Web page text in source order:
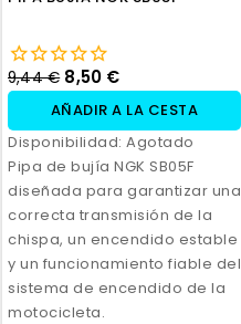
9,44 € 8,50 €
AÑADIR A LA CESTA
Disponibilidad: Agotado
Pipa de bujía NGK SB05F
diseñada para garantizar una
correcta transmisión de la
chispa, un encendido estable
y un funcionamiento fiable del
sistema de encendido de la
motocicleta.